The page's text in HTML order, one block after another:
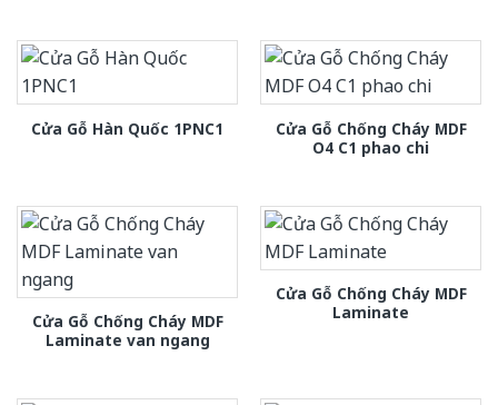
Cửa Gỗ Hàn Quốc 1PNC1
Cửa Gỗ Chống Cháy MDF
O4 C1 phao chi
Cửa Gỗ Chống Cháy MDF
Laminate van ngang
Cửa Gỗ Chống Cháy MDF
Laminate